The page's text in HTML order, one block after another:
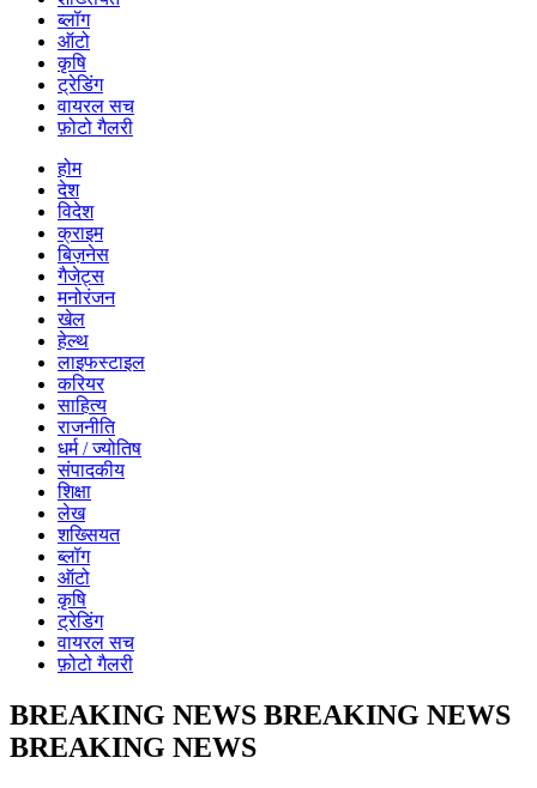
ब्लॉग
ऑटो
कृषि
ट्रेडिंग
वायरल सच
फ़ोटो गैलरी
होम
देश
विदेश
क्राइम
बिज़नेस
गैजेट्स
मनोरंजन
खेल
हेल्थ
लाइफस्टाइल
करियर
साहित्य
राजनीति
धर्म / ज्योतिष
संपादकीय
शिक्षा
लेख
शख्सियत
ब्लॉग
ऑटो
कृषि
ट्रेडिंग
वायरल सच
फ़ोटो गैलरी
BREAKING NEWS BREAKING NEWS
BREAKING NEWS